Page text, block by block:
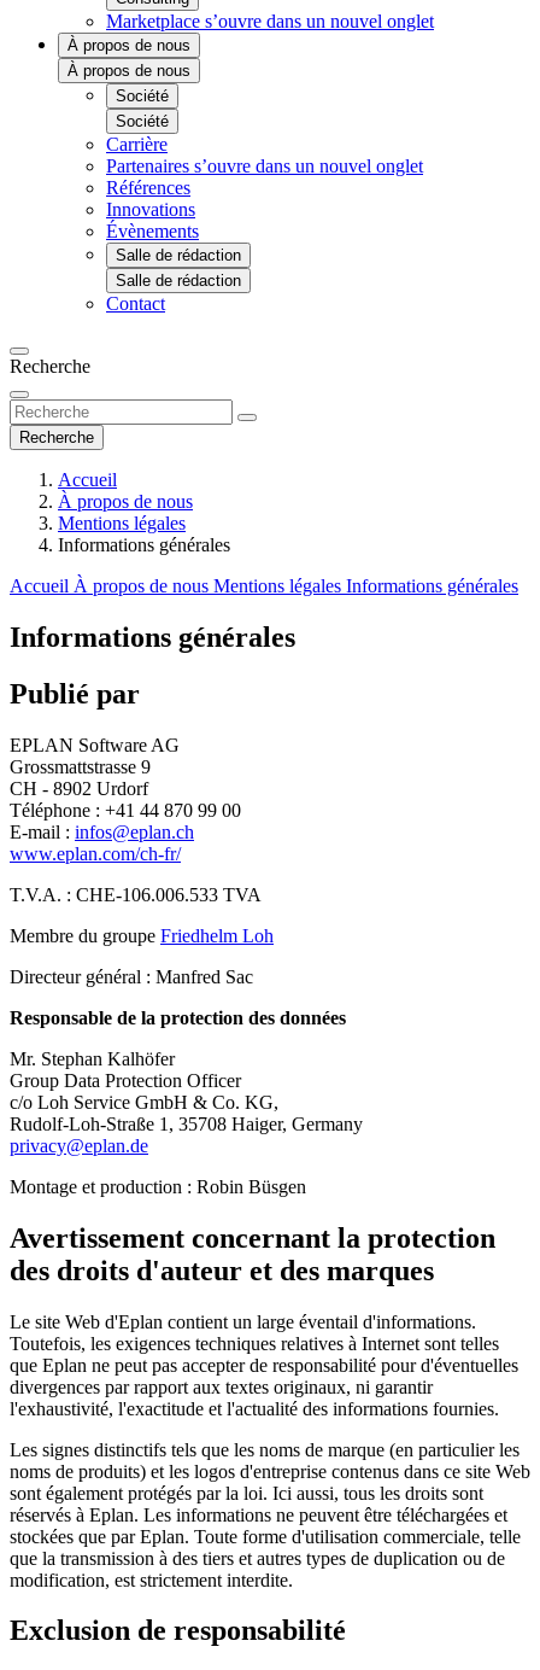
Marketplace s’ouvre dans un nouvel onglet
À propos de nous
À propos de nous
Société
Société
Carrière
Partenaires s’ouvre dans un nouvel onglet
Références
Innovations
Évènements
Salle de rédaction
Salle de rédaction
Contact
Recherche
Recherche
Accueil
À propos de nous
Mentions légales
Informations générales
Accueil À propos de nous Mentions légales Informations générales
Informations générales
Publié par
EPLAN Software AG
Grossmattstrasse 9
CH - 8902 Urdorf
Téléphone : +41 44 870 99 00
E-mail : infos@eplan.ch
www.eplan.com/ch-fr/
T.V.A. : CHE-106.006.533 TVA
Membre du groupe Friedhelm Loh
Directeur général : Manfred Sac
Responsable de la protection des données
Mr. Stephan Kalhöfer
Group Data Protection Officer
c/o Loh Service GmbH & Co. KG,
Rudolf-Loh-Straße 1, 35708 Haiger, Germany
privacy@eplan.de
Montage et production : Robin Büsgen
Avertissement concernant la protection
des droits d'auteur et des marques
Le site Web d'Eplan contient un large éventail d'informations.
Toutefois, les exigences techniques relatives à Internet sont telles
que Eplan ne peut pas accepter de responsabilité pour d'éventuelles
divergences par rapport aux textes originaux, ni garantir
l'exhaustivité, l'exactitude et l'actualité des informations fournies.
Les signes distinctifs tels que les noms de marque (en particulier les
noms de produits) et les logos d'entreprise contenus dans ce site Web
sont également protégés par la loi. Ici aussi, tous les droits sont
réservés à Eplan. Les informations ne peuvent être téléchargées et
stockées que par Eplan. Toute forme d'utilisation commerciale, telle
que la transmission à des tiers et autres types de duplication ou de
modification, est strictement interdite.
Exclusion de responsabilité